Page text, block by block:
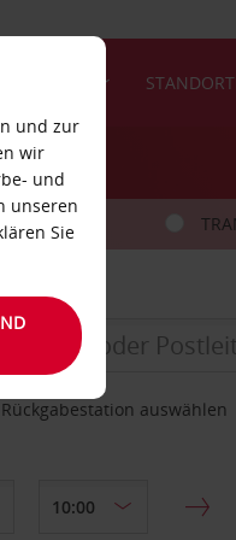
auswählen
und zur
wir
und
unseren
Sie